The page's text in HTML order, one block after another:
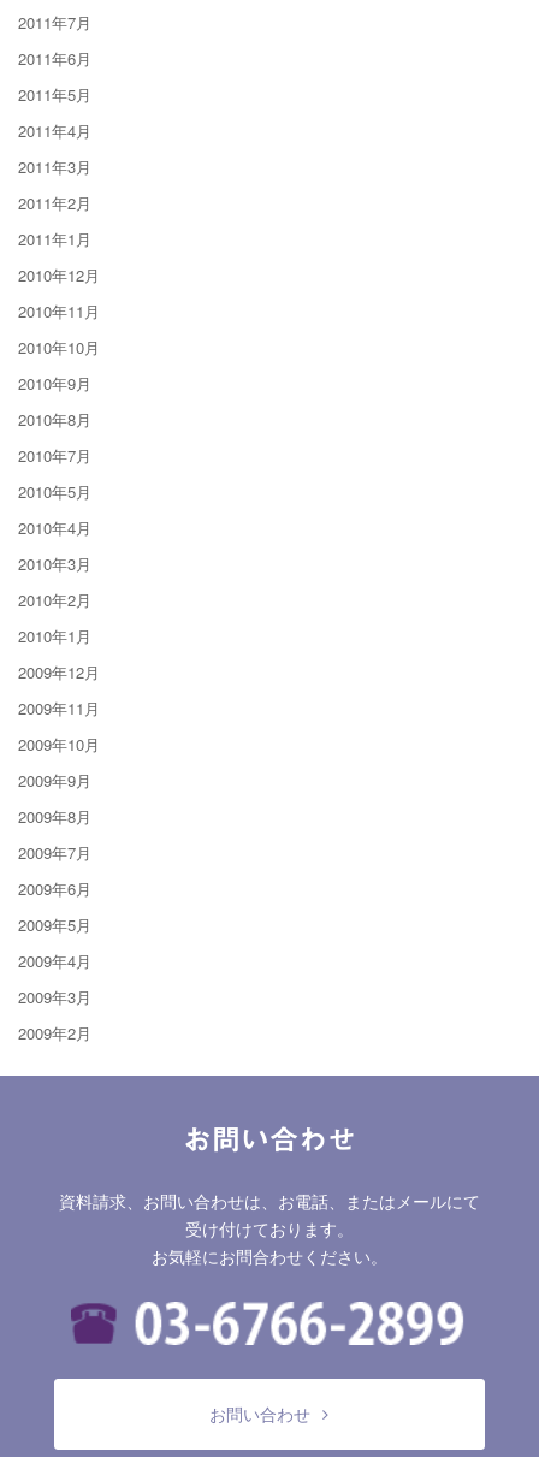
2011年7月
2011年6月
2011年5月
2011年4月
2011年3月
2011年2月
2011年1月
2010年12月
2010年11月
2010年10月
2010年9月
2010年8月
2010年7月
2010年5月
2010年4月
2010年3月
2010年2月
2010年1月
2009年12月
2009年11月
2009年10月
2009年9月
2009年8月
2009年7月
2009年6月
2009年5月
2009年4月
2009年3月
2009年2月
お問い合わせ
資料請求、お問い合わせは、お電話、またはメールにて
受け付けております。
お気軽にお問合わせください。
お問い合わせ